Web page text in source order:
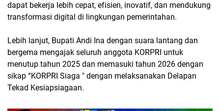
dapat bekerja lebih cepat, efisien, inovatif, dan mendukung
transformasi digital di lingkungan pemerintahan.
Lebih lanjut, Bupati Andi Ina dengan suara lantang dan
bergema mengajak seluruh anggota KORPRI untuk
menutup tahun 2025 dan memasuki tahun 2026 dengan
sikap “KORPRI Siaga " dengan melaksanakan Delapan
Tekad Kesiapsiagaan.